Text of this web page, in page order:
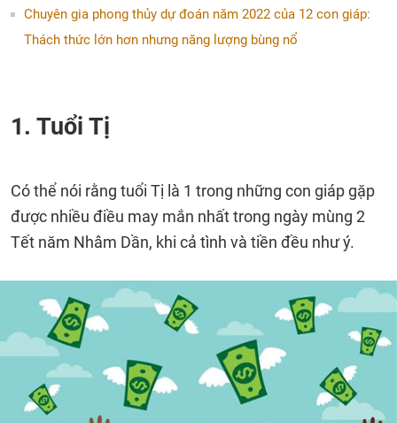
Chuyên gia phong thủy dự đoán năm 2022 của 12 con giáp:
Thách thức lớn hơn nhưng năng lượng bùng nổ
1. Tuổi Tị
Có thể nói rằng tuổi Tị là 1 trong những con giáp gặp
được nhiều điều may mắn nhất trong ngày mùng 2
Tết năm Nhâm Dần, khi cả tình và tiền đều như ý.